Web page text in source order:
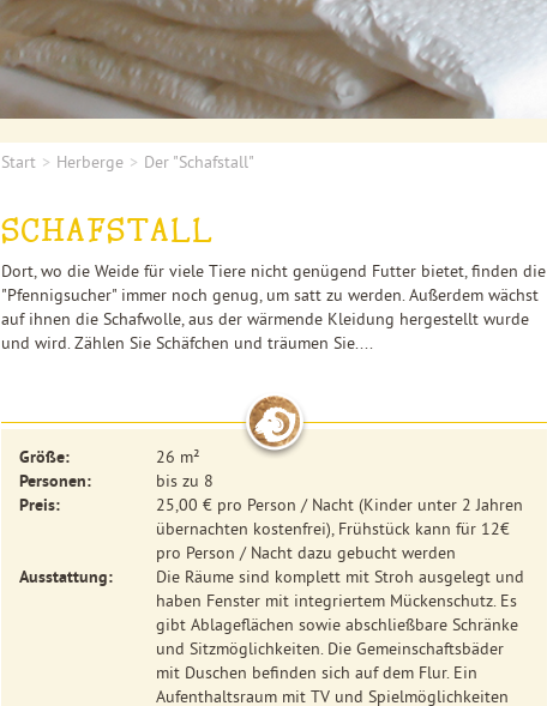
Start Herberge Der "Schafstall"
SCHAFSTALL
Dort, wo die Weide für viele Tiere nicht genügend Futter bietet, finden die
"Pfennigsucher" immer noch genug, um satt zu werden. Außerdem wächst
auf ihnen die Schafwolle, aus der wärmende Kleidung hergestellt wurde
und wird. Zählen Sie Schäfchen und träumen Sie....
Größe:
26 m²
Personen:
bis zu 8
Preis:
25,00 € pro Person / Nacht (Kinder unter 2 Jahren
übernachten kostenfrei), Frühstück kann für 12€
pro Person / Nacht dazu gebucht werden
Ausstattung:
Die Räume sind komplett mit Stroh ausgelegt und
haben Fenster mit integriertem Mückenschutz. Es
gibt Ablageflächen sowie abschließbare Schränke
und Sitzmöglichkeiten. Die Gemeinschaftsbäder
mit Duschen befinden sich auf dem Flur. Ein
Aufenthaltsraum mit TV und Spielmöglichkeiten